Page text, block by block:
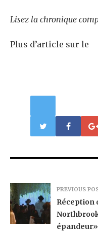
Lisez la chronique
Plus d’article sur le
PREVIOUS
Réception